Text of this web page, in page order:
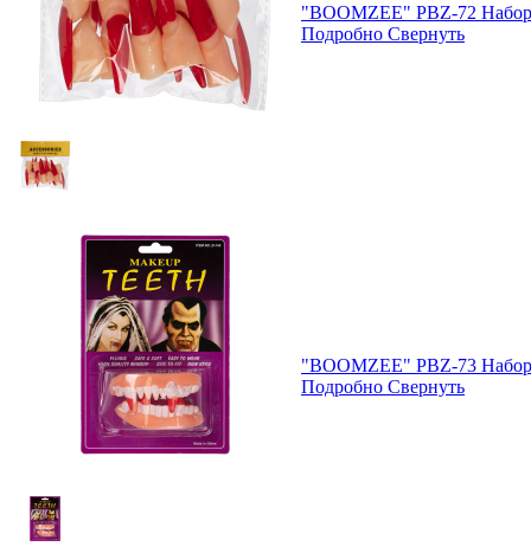
"BOOMZEE" PBZ-72
Подробно Свернуть
"BOOMZEE" PBZ-73
Подробно Свернуть